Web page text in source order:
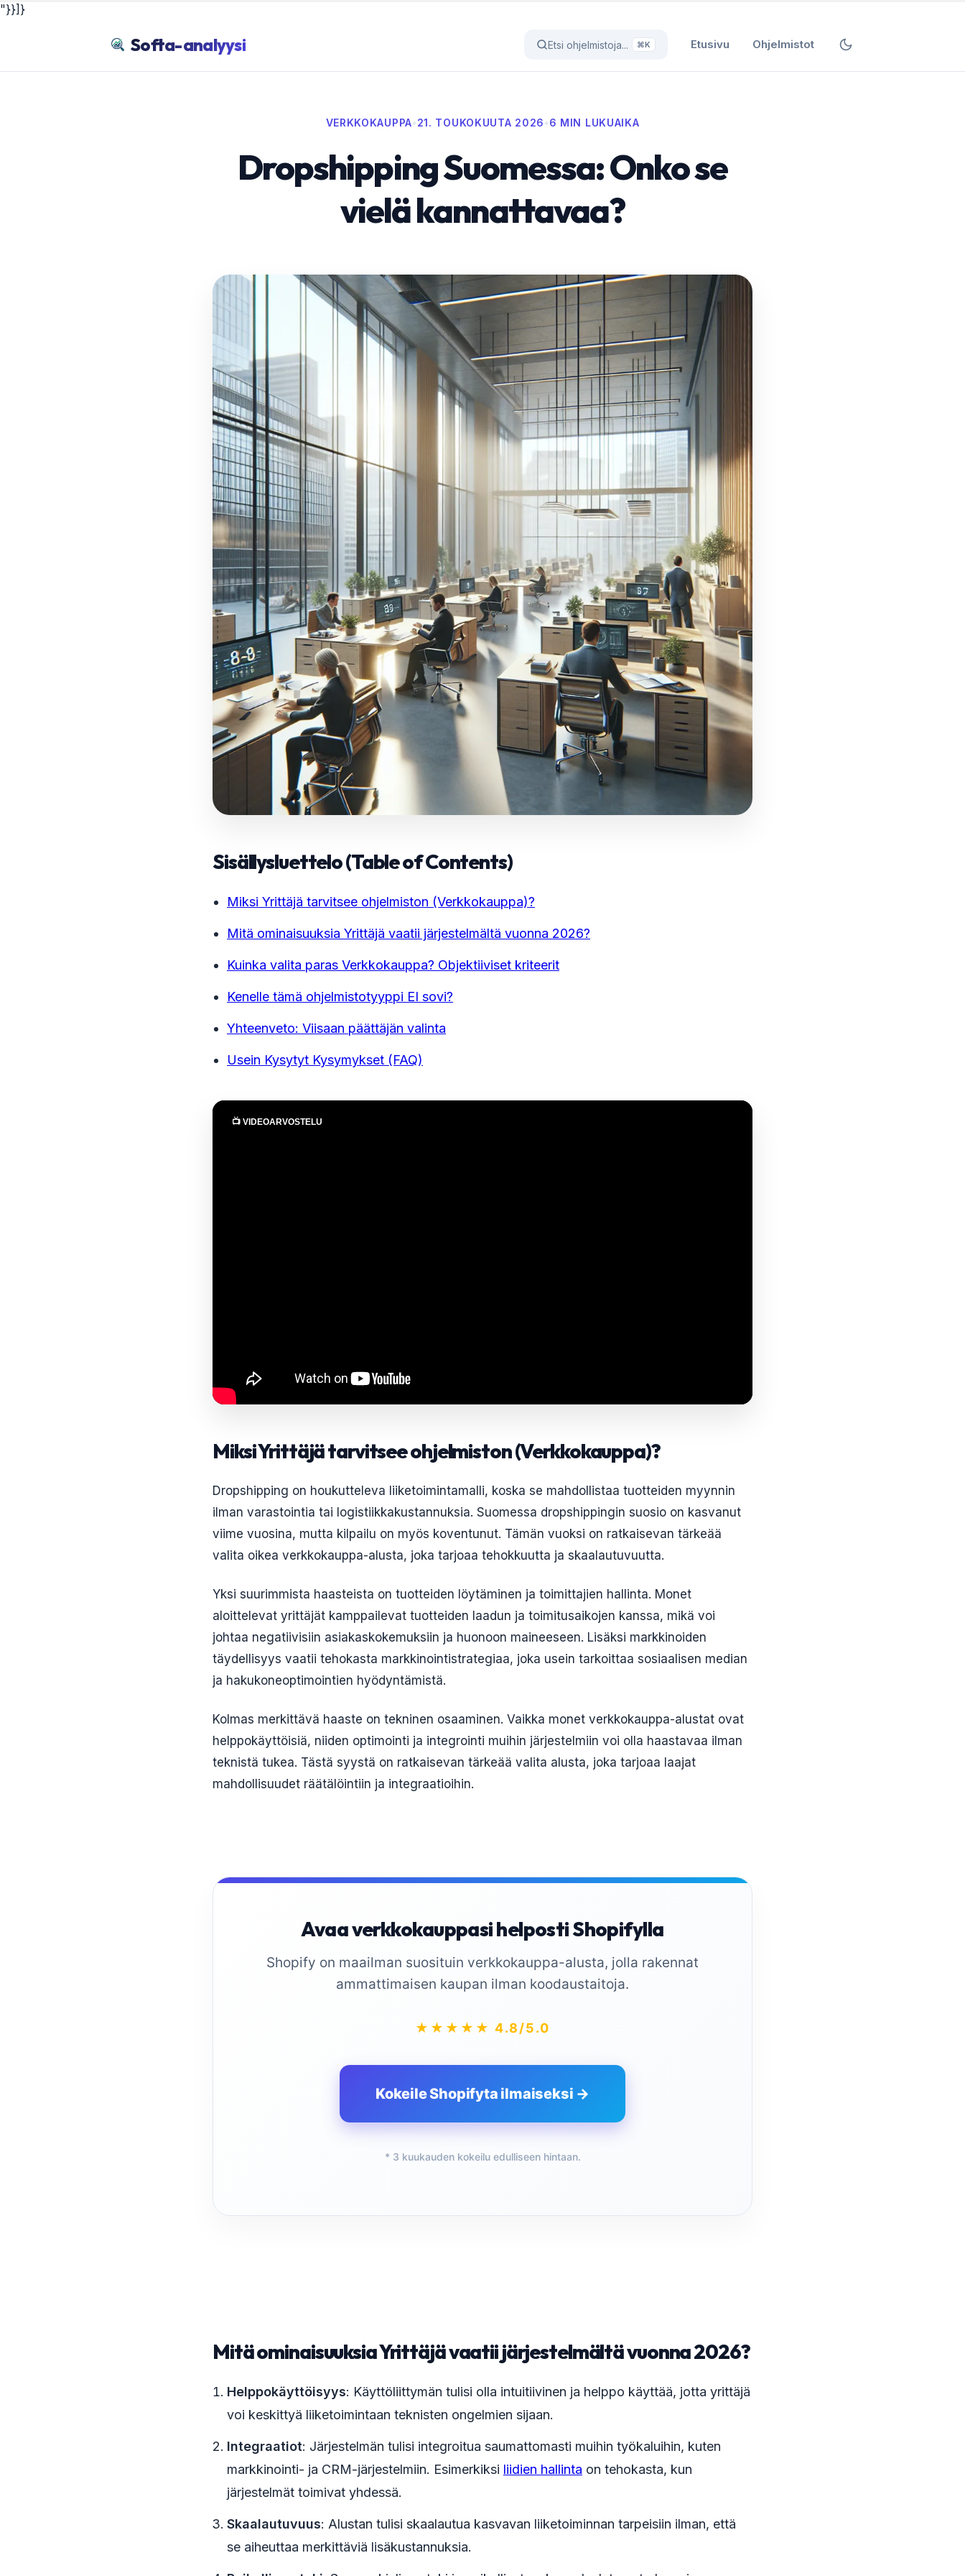
"}}]}
Softa-analyysi Etsi ohjelmistoja... ⌘K Etusivu Ohjelmistot
VERKKOKAUPPA•21. TOUKOKUUTA 2026•6 MIN LUKUAIKA
Dropshipping Suomessa: Onko se
vielä kannattavaa?
Sisällysluettelo (Table of Contents)
Miksi Yrittäjä tarvitsee ohjelmiston (Verkkokauppa)?
Mitä ominaisuuksia Yrittäjä vaatii järjestelmältä vuonna 2026?
Kuinka valita paras Verkkokauppa? Objektiiviset kriteerit
Kenelle tämä ohjelmistotyyppi EI sovi?
Yhteenveto: Viisaan päättäjän valinta
Usein Kysytyt Kysymykset (FAQ)
📺 VIDEOARVOSTELU
Miksi Yrittäjä tarvitsee ohjelmiston (Verkkokauppa)?
Dropshipping on houkutteleva liiketoimintamalli, koska se mahdollistaa tuotteiden myynnin
ilman varastointia tai logistiikkakustannuksia. Suomessa dropshippingin suosio on kasvanut
viime vuosina, mutta kilpailu on myös koventunut. Tämän vuoksi on ratkaisevan tärkeää
valita oikea verkkokauppa-alusta, joka tarjoaa tehokkuutta ja skaalautuvuutta.
Yksi suurimmista haasteista on tuotteiden löytäminen ja toimittajien hallinta. Monet
aloittelevat yrittäjät kamppailevat tuotteiden laadun ja toimitusaikojen kanssa, mikä voi
johtaa negatiivisiin asiakaskokemuksiin ja huonoon maineeseen. Lisäksi markkinoiden
täydellisyys vaatii tehokasta markkinointistrategiaa, joka usein tarkoittaa sosiaalisen median
ja hakukoneoptimointien hyödyntämistä.
Kolmas merkittävä haaste on tekninen osaaminen. Vaikka monet verkkokauppa-alustat ovat
helppokäyttöisiä, niiden optimointi ja integrointi muihin järjestelmiin voi olla haastavaa ilman
teknistä tukea. Tästä syystä on ratkaisevan tärkeää valita alusta, joka tarjoaa laajat
mahdollisuudet räätälöintiin ja integraatioihin.
Avaa verkkokauppasi helposti Shopifylla
Shopify on maailman suosituin verkkokauppa-alusta, jolla rakennat
ammattimaisen kaupan ilman koodaustaitoja.
★★★★★ 4.8/5.0
Kokeile Shopifyta ilmaiseksi →
* 3 kuukauden kokeilu edulliseen hintaan.
Mitä ominaisuuksia Yrittäjä vaatii järjestelmältä vuonna 2026?
Helppokäyttöisyys: Käyttöliittymän tulisi olla intuitiivinen ja helppo käyttää, jotta yrittäjä
voi keskittyä liiketoimintaan teknisten ongelmien sijaan.
Integraatiot: Järjestelmän tulisi integroitua saumattomasti muihin työkaluihin, kuten
markkinointi- ja CRM-järjestelmiin. Esimerkiksi liidien hallinta on tehokasta, kun
järjestelmät toimivat yhdessä.
Skaalautuvuus: Alustan tulisi skaalautua kasvavan liiketoiminnan tarpeisiin ilman, että
se aiheuttaa merkittäviä lisäkustannuksia.